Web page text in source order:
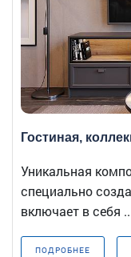
Гостиная,
Уникальная
специально
включает в себя
ПОДРОБНЕЕ